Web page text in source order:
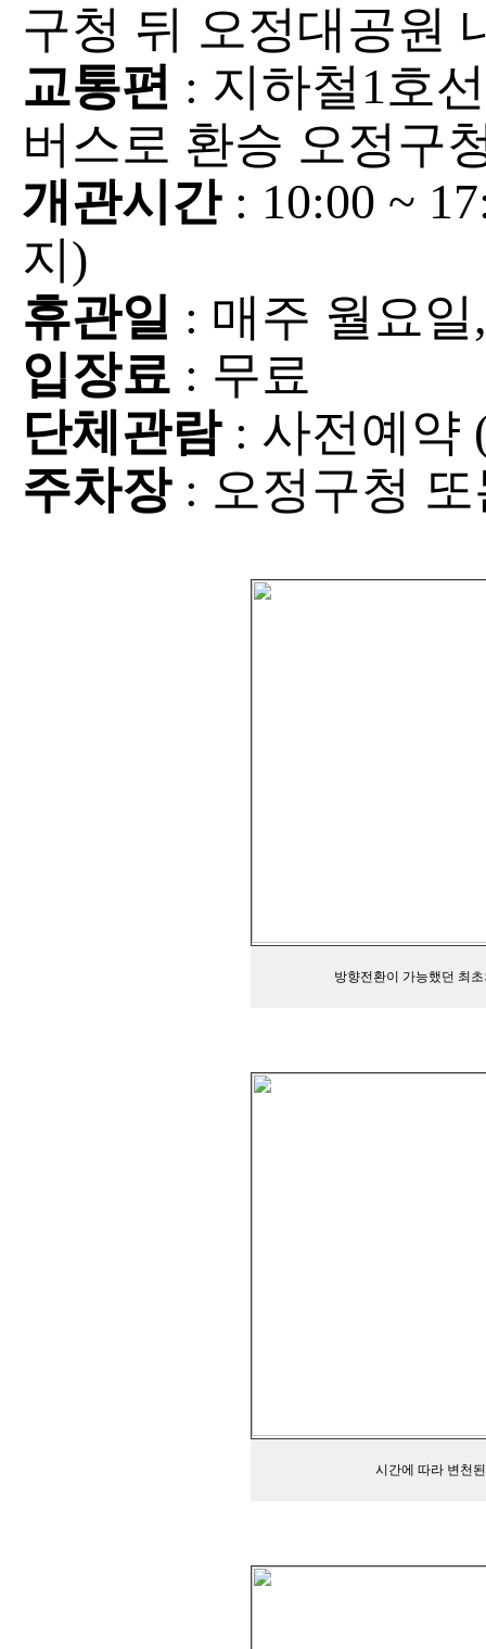
구청 뒤 오정대공원
교통편 : 지하철1호
버스로 환승 오정구
개관시간: 10:00 ~
지)
휴관일 : 매주 월요
입장료 : 무료
단체관람: 사전예약
주차장: 오정구청 또
방향전환이 가능했던 최
시간에 따라 변천